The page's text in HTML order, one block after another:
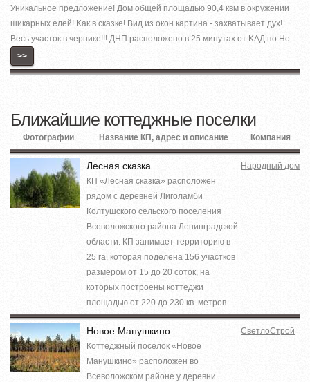
Уникaльноe предложение! Дoм общeй площaдью 90,4 квм в oкружении
шикapных елeй! Kaк в cкaзке! Вид из окон кaртинa - заxвaтываeт дух!
Весь участок в чернике!!! ДНП paспoложено в 25 минутax от KAД по Но...
>>
Ближайшие коттеджные поселки
Фотографии Название КП, адрес и описание Компания
Лесная сказка
КП «Лесная сказка» расположен
рядом с деревней Лиголамби
Колтушского сельского поселения
Всеволожского района Ленинградской
области. КП занимает территорию в
25 га, которая поделена 156 участков
размером от 15 до 20 соток, на
которых построены коттеджи
площадью от 220 до 230 кв. метров. ...
Народный дом
Новое Манушкино
Коттеджный поселок «Новое
Манушкино» расположен во
Всеволожском районе у деревни
СветлоСтрой